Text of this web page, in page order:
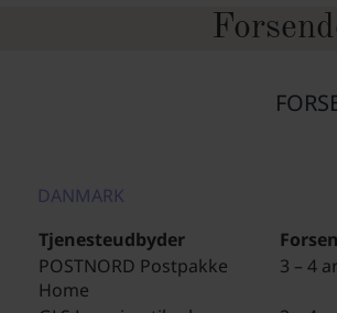
DANMARK
Tjenesteudbyder
POSTNORD Postpakke
Home
3 – 4